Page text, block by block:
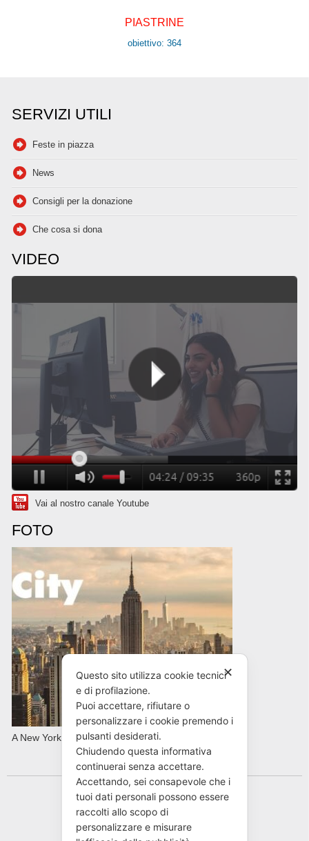
PIASTRINE
obiettivo: 364
SERVIZI UTILI
Feste in piazza
News
Consigli per la donazione
Che cosa si dona
VIDEO
Vai al nostro canale Youtube
FOTO
A New York con AVIS in primavera
✕
Questo sito utilizza cookie tecnici
e di profilazione.
Puoi accettare, rifiutare o
personalizzare i cookie premendo i
pulsanti desiderati.
Chiudendo questa informativa
continuerai senza accettare.
Accettando, sei consapevole che i
tuoi dati personali possono essere
raccolti allo scopo di
personalizzare e misurare